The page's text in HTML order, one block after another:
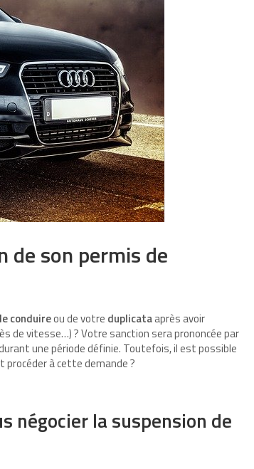
de son permis de
conduireou de votre duplicataaprès avoir
de vitesse…) ? Votre sanction sera prononcée par
une période définie. Toutefois, il est possible
procéder à cette demande ?
négocier la suspension de